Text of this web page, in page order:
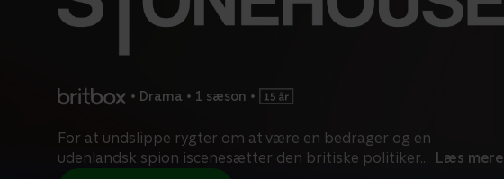
• Drama • 1 sæson •
For at undslippe rygter om at være en bedrager og en
udenlandsk spion iscenesætter den britiske politiker... Læs mere